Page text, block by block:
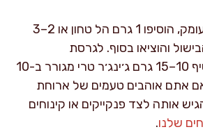
לתוספת עומק, הוסיפו 1 גרם הל טחון או 2–3
והוציאו בסוף. לגרסת
תפוז-ג׳ינג׳ר אני מוסיף 10–15 גרם ג׳ינג׳ר טרי מגורר ב-10
אתם אוהבים טעמים של ארוחת
אותה לצד פנקייקים או קינוחים
שלנו.